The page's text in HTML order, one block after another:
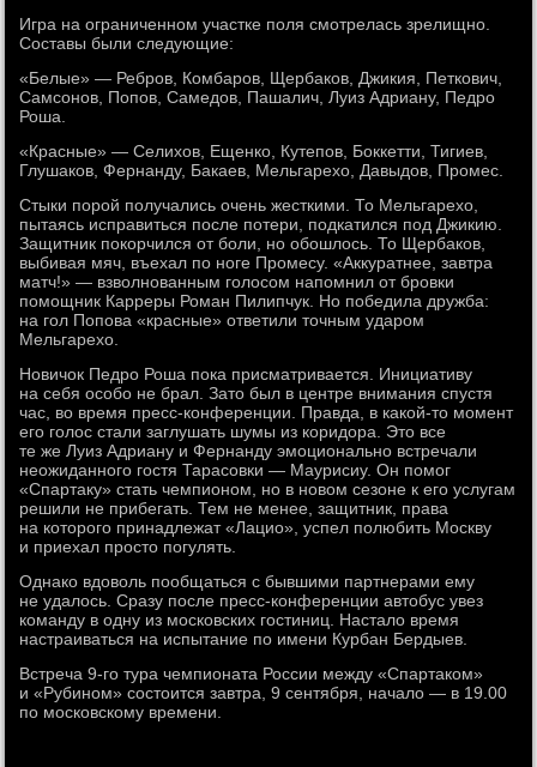
Игра на ограниченном участке поля смотрелась зрелищно.
Составы были следующие:
«Белые» — Ребров, Комбаров, Щербаков, Джикия, Петкович,
Самсонов, Попов, Самедов, Пашалич, Луиз Адриану, Педро
Роша.
«Красные» — Селихов, Ещенко, Кутепов, Боккетти, Тигиев,
Глушаков, Фернанду, Бакаев, Мельгарехо, Давыдов, Промес.
Стыки порой получались очень жесткими. То Мельгарехо,
пытаясь исправиться после потери, подкатился под Джикию.
Защитник покорчился от боли, но обошлось. То Щербаков,
выбивая мяч, въехал по ноге Промесу. «Аккуратнее, завтра
матч!» — взволнованным голосом напомнил от бровки
помощник Карреры Роман Пилипчук. Но победила дружба:
на гол Попова «красные» ответили точным ударом
Мельгарехо.
Новичок Педро Роша пока присматривается. Инициативу
на себя особо не брал. Зато был в центре внимания спустя
час, во время пресс-конференции. Правда, в какой-то момент
его голос стали заглушать шумы из коридора. Это все
те же Луиз Адриану и Фернанду эмоционально встречали
неожиданного гостя Тарасовки — Маурисиу. Он помог
«Спартаку» стать чемпионом, но в новом сезоне к его услугам
решили не прибегать. Тем не менее, защитник, права
на которого принадлежат «Лацио», успел полюбить Москву
и приехал просто погулять.
Однако вдоволь пообщаться с бывшими партнерами ему
не удалось. Сразу после пресс-конференции автобус увез
команду в одну из московских гостиниц. Настало время
настраиваться на испытание по имени Курбан Бердыев.
Встреча 9-го тура чемпионата России между «Спартаком»
и «Рубином» состоится завтра, 9 сентября, начало — в 19.00
по московскому времени.